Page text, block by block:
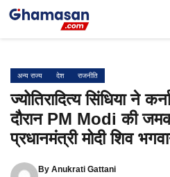
Skip
अन्य राज्य देश राजनीति
ज्योतिरादित्य सिंधिया ने
दौरान PM Modi की
प्रधानमंत्री मोदी शिव
By Anukrati Gattani